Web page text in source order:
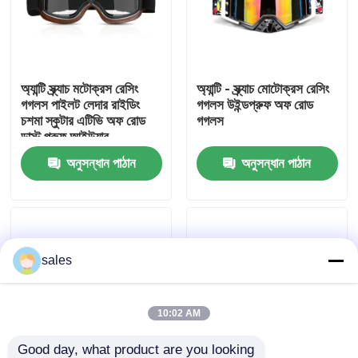
যোগাযোগ করুন
খবর
উদ্ধৃতির জন্য আবেদন
নিরাপত্তা চশমা গগলস
অ্যান্টি স্ক্র্যাচ মটোক্রস রেসিং
গগলস পাইলট লেদার রাইডিং
চশমা স্কুটার এটিভি অফ রোড
ডাস্ট প্রুফ আইউয়ার
অনুসন্ধান পাঠান
অ্যান্টি - স্ক্র্যাচ মোটোক্রস রেসিং
গগলস উইন্ডপ্রুফ অফ রোড
গগলস
অনুসন্ধান পাঠান
sales
10:02 AM
Good day, what product are you looking